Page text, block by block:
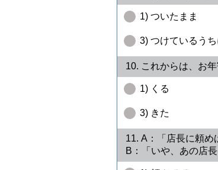
1) ついたまま
3) つけているうち
10. これからは、お
1) くる
3) きた
11. A：「店長に頼め
B：「いや、あの店